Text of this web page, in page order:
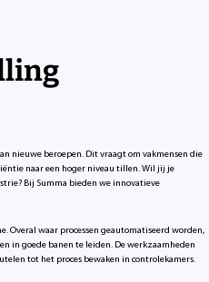
nieuwe beroepen. Dit vraagt om vakmensen die
naar een hoger niveau tillen. Wil jij je
Bij Summa bieden we innovatieve
Overal waar processen geautomatiseerd worden,
in goede banen te leiden. De werkzaamheden
tot het proces bewaken in controlekamers.